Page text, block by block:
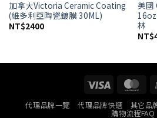
加拿大Victoria Ceramic Coating
(維多利亞陶瓷鍍膜 30ML)
NT$2400
美國
林
NT$
Visa
代理品牌一覽 代理品牌快選 其它品
購物流程FAQ